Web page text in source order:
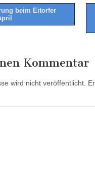
beim Eitorfer
Kommentar
wird nicht veröffentlicht.